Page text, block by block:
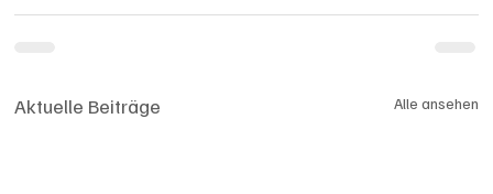
Aktuelle Beiträge Alle ansehen